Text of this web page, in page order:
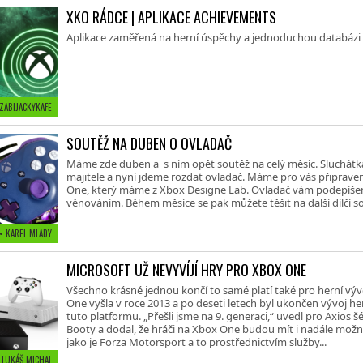
XKO RÁDCE | APLIKACE ACHIEVEMENTS
Aplikace zaměřená na herní úspěchy a jednoduchou
• KAREL MLADY
SOUTĚŽ NA DUBEN O OVLADAČ
Máme zde duben a s ním opět soutěž na celý měsíc.
majitele a nyní jdeme rozdat ovladač. Máme pro vás
One, který máme z Xbox Designe Lab. Ovladač vám
věnováním. Během měsíce se pak můžete těšit na další dílčí
MICHAL
MICROSOFT UŽ NEVYVÍJÍ HRY PRO XBOX ONE
Všechno krásné jednou končí to samé platí také pro herní
One vyšla v roce 2013 a po deseti letech byl ukončen vývoj
tuto platformu. „Přešli jsme na 9. generaci,“ uvedl pro Axios
Booty a dodal, že hráči na Xbox One budou mít i nadále
jako je Forza Motorsport a to prostřednictvím služby...